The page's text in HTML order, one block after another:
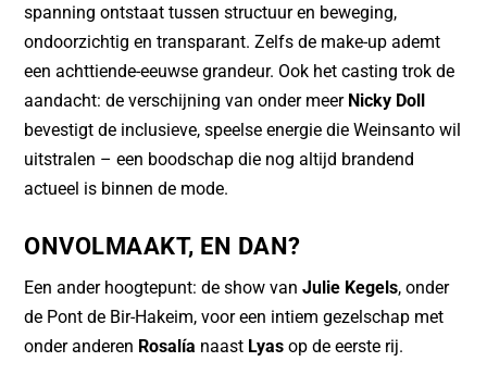
spanning ontstaat tussen structuur en beweging,
ondoorzichtig en transparant. Zelfs de make-up ademt
een achttiende-eeuwse grandeur. Ook het casting trok de
aandacht: de verschijning van onder meer Nicky Doll
bevestigt de inclusieve, speelse energie die Weinsanto wil
uitstralen – een boodschap die nog altijd brandend
actueel is binnen de mode.
ONVOLMAAKT, EN DAN?
Een ander hoogtepunt: de show vanJulie Kegels, onder
de Pont de Bir-Hakeim, voor een intiem gezelschap met
onder anderen Rosalía naast Lyas op de eerste rij.